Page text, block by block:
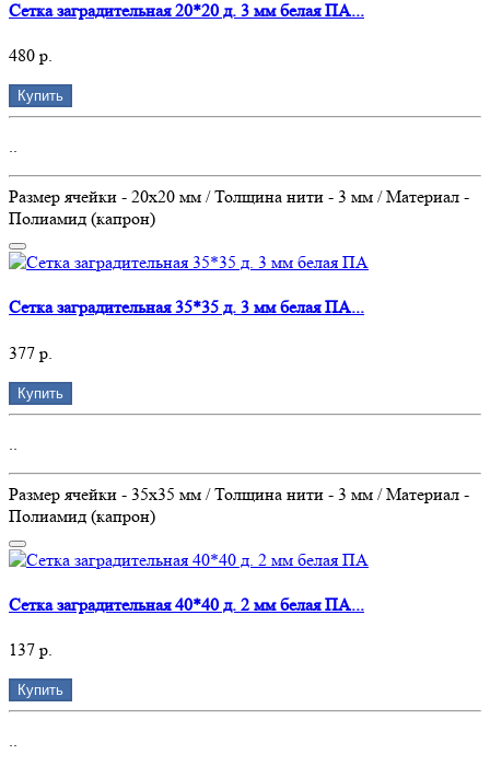
Сетка заградительная 20*20 д. 3 мм белая ПА...
480 р.
Купить
..
Размер ячейки - 20х20 мм / Толщина нити - 3 мм / Материал -
Полиамид (капрон)
Сетка заградительная 35*35 д. 3 мм белая ПА...
377 р.
Купить
Размер ячейки - 35х35 мм / Толщина нити - 3 мм / Материал -
Полиамид (капрон)
Сетка заградительная 40*40 д. 2 мм белая ПА...
137 р.
Купить
..